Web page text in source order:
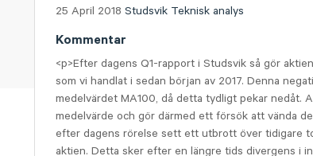
25 April 2018 Studsvik Teknisk analys
Kommentar
<p>Efter dagens Q1-rapport i Studsvik så gör
som vi handlat i sedan början av 2017. Denna
medelvärdet MA100, då detta tydligt pekar nedåt.
medelvärde och gör därmed ett försök att vända
efter dagens rörelse sett ett utbrott över tidigare
aktien. Detta sker efter en längre tids divergens i